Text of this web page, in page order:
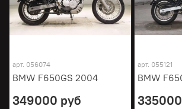
арт. 056074
BMW F650GS 2004
349000 руб
арт. 055121
BMW